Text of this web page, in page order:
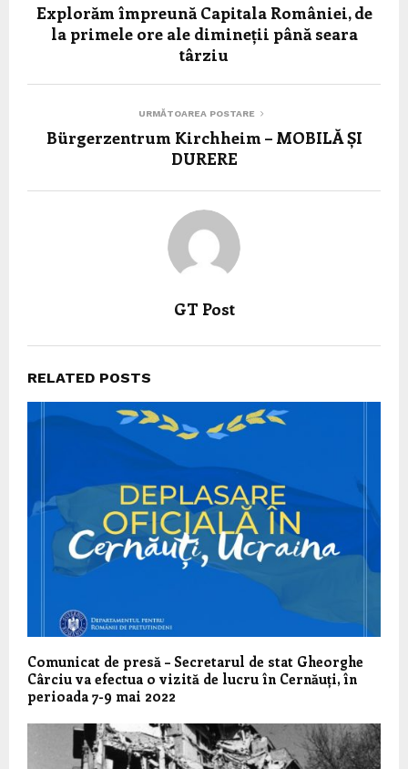
Explorăm împreună Capitala României, de
la primele ore ale dimineții până seara
târziu
URMĂTOAREA POSTARE
Bürgerzentrum Kirchheim – MOBILĂ ȘI
DURERE
GT Post
RELATED POSTS
Comunicat de presă – Secretarul de stat Gheorghe
Cârciu va efectua o vizită de lucru în Cernăuți, în
perioada 7-9 mai 2022